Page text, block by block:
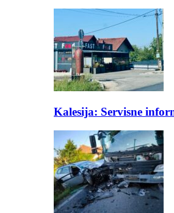
Kalesija: Servisne